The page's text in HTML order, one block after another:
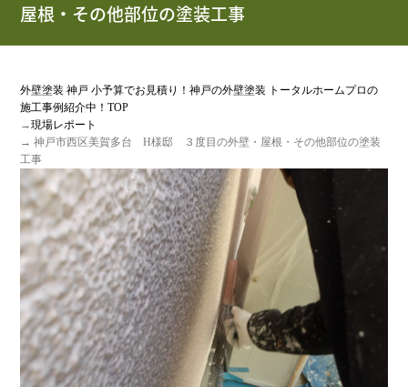
屋根・その他部位の塗装工事
外壁塗装 神戸 小予算でお見積り！神戸の外壁塗装 トータルホームプロの
施工事例紹介中！TOP
→現場レポート
→ 神戸市西区美賀多台 H様邸 ３度目の外壁・屋根・その他部位の塗装
工事